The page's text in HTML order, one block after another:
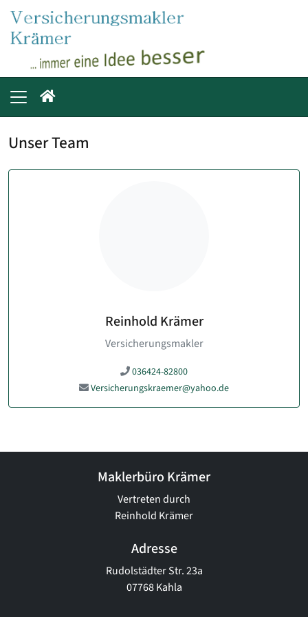
Unser Team
Reinhold Krämer
Versicherungsmakler
036424-82800
Versicherungskraemer@yahoo.de
Maklerbüro Krämer
Vertreten durch
Reinhold Krämer
Adresse
Rudolstädter Str. 23a
07768 Kahla